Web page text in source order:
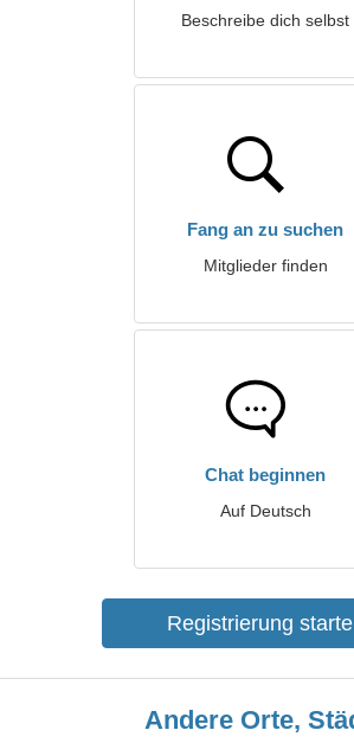
Beschreibe dich selbst
Fang an zu suchen
Mitglieder finden
Chat beginnen
Auf Deutsch
Registrierung
Andere Orte,